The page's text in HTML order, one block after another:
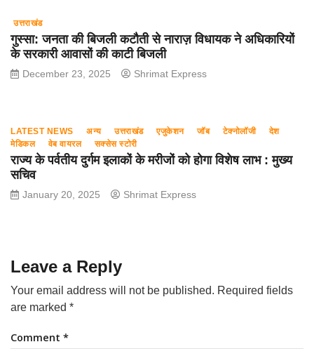
उत्तराखंड
गुस्सा: जनता की बिजली कटौती से नाराज़ विधायक ने अधिकारियों
के सरकारी आवासों की काटी बिजली
December 23, 2025 Shrimat Express
LATEST NEWS अन्य उत्तराखंड एजुकेशन जॉब टेक्नोलॉजी
देश
मेडिकल
वेब वायरल सक्सेस स्टोरी
राज्य के पर्वतीय दुर्गम इलाकों के मरीजों को होगा विशेष लाभ : मुख्य
सचिव
January 20, 2025 Shrimat Express
Leave a Reply
Your email address will not be published. Required fields
are marked *
Comment *